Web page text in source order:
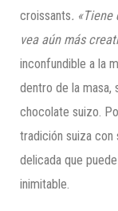
croissants. «Tiene
vea aún más
inconfundible a la
dentro de la masa,
chocolate suizo.
tradición suiza con
delicada que
inimitable.